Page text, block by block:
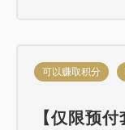
可以赚取积分
【仅限预